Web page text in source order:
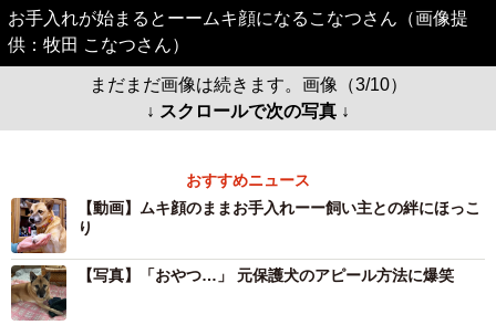
お手入れが始まるとーームキ顔になるこなつさん（画像提
供：牧田 こなつさん）
まだまだ画像は続きます。画像（3/10）
↓ スクロールで次の写真 ↓
おすすめニュース
【動画】ムキ顔のままお手入れーー飼い主との絆にほっこ
り
【写真】「おやつ…」 元保護犬のアピール方法に爆笑